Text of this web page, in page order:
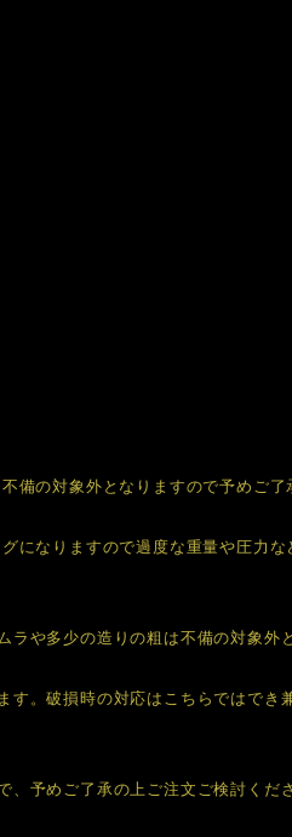
の対象外となりますので予めご了
になりますので過度な重量や圧力
や多少の造りの粗は不備の対象外
。破損時の対応はこちらではでき
予めご了承の上ご注文ご検討くださ